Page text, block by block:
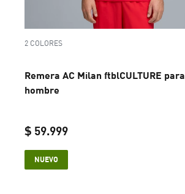
2 COLORES
Remera AC Milan ftblCULTURE para
hombre
$ 59.999
NUEVO